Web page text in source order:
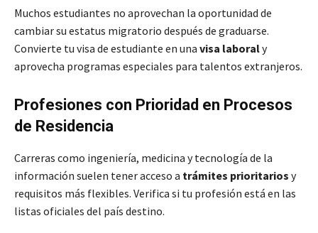
Muchos estudiantes no aprovechan la oportunidad de
cambiar su estatus migratorio después de graduarse.
Convierte tu visa de estudiante en una visa laboraly
aprovecha programas especiales para talentos extranjeros.
Profesiones con Prioridad en Procesos
de Residencia
Carreras como ingeniería, medicina y tecnología de la
información suelen tener acceso a trámites prioritarios y
requisitos más flexibles. Verifica si tu profesión está en las
listas oficiales del país destino.